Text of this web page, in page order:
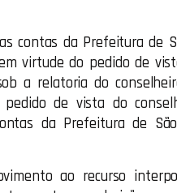
contas da Prefeitura de
virtude do pedido de
a relatoria do
de vista do
da Prefeitura de
ao recurso